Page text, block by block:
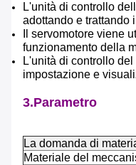
L'unità di controllo
adottando e trattando
Il servomotore viene
funzionamento della
L'unità di controllo
impostazione e
3.Parametro
La domanda di
Materiale del